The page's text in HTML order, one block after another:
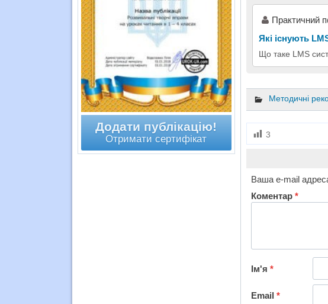
Практичний
Які існують
Що таке LMS
Методичні
3
Ваша e-mail
Коментар *
Ім'я *
Email *
Додати публікацію!
Отримати сертифікат